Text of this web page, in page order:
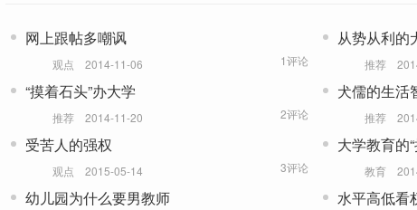
网上跟帖多嘲讽
观点 2014-11-06 1评论
从势从利的
推荐
“摸着石头”办大学
推荐 2014-11-20 2评论
犬儒的生活
推荐
受苦人的强权
观点 2015-05-14 3评论
大学教育的
教育
幼儿园为什么要男教师 水平高低看